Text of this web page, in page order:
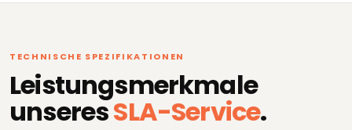
TECHNISCHE SPEZIFIKATIONEN
Leistungsmerkmale
unseresSLA-Service.